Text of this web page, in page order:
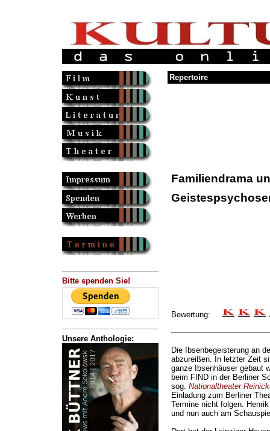
Bitte spenden Sie!
Unsere Anthologie:
Repertoire
Familiendrama
Bewertung:
Die Ibsenbegeisterung an
abzureißen. In letzter Zeit
ganze Ibsenhäuser gebaut
beim FIND in der Berliner
sog. Nationaltheater
Einladung zum Berliner
Termine nicht folgen.
und nun auch am